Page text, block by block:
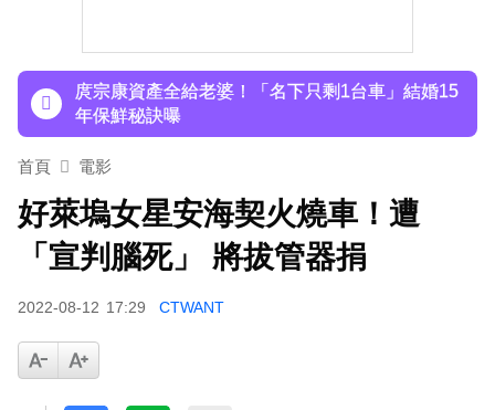
年保鮮秘訣曝
百萬網紅失蹤3年遇害！遭閨密設局赴菲「綁架撕
票」千萬贖金救不回
下載東森App，隨時掌握天下大小事！
八點檔女神美照遭放大腳趾！被酸「暗沉皺褶」本
人無奈回應
首頁 電影
好萊塢女星安海契火燒車！遭
「宣判腦死」 將拔管器捐
2022-08-12 17:29 CTWANT